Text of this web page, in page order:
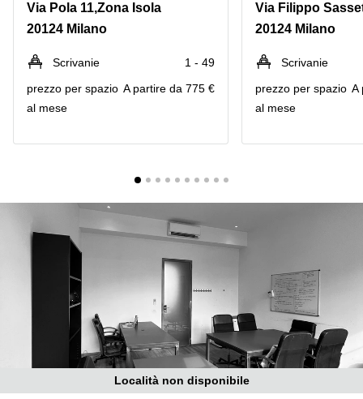
Pescara
Verona
Napoli
Uffici
in
affitto a
Pescara
Coworking
Lombardy
Coworking
Campania
Coworking
Coworking
Via Pola 11,Zona Isola
20124 Milano
Scrivanie
1 - 49
prezzo per spazio
al mese
A partire da 775 €
Via Filippo
20124 Milano
Scrivanie
prezzo per spazio
al mese
A
Località non disponibile